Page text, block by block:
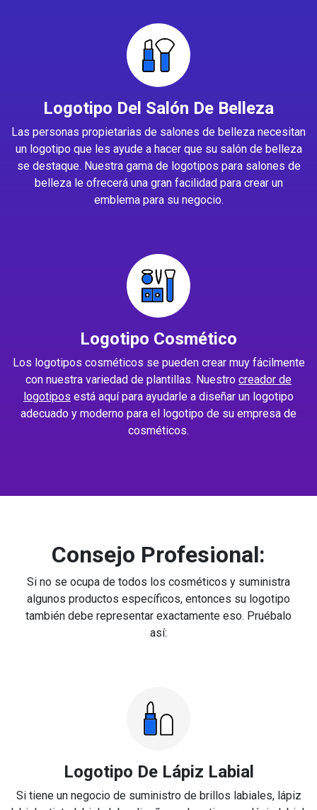
Logotipo Del Salón De Belleza
Las personas propietarias de salones de belleza necesitan
un logotipo que les ayude a hacer que su salón de belleza
se destaque. Nuestra gama de logotipos para salones de
belleza le ofrecerá una gran facilidad para crear un
emblema para su negocio.
Logotipo Cosmético
Los logotipos cosméticos se pueden crear muy fácilmente
con nuestra variedad de plantillas. Nuestro creador de
logotipos está aquí para ayudarle a diseñar un logotipo
adecuado y moderno para el logotipo de su empresa de
cosméticos.
Consejo Profesional:
Si no se ocupa de todos los cosméticos y suministra
algunos productos específicos, entonces su logotipo
también debe representar exactamente eso. Pruébalo
así:
Logotipo De Lápiz Labial
Si tiene un negocio de suministro de brillos labiales, lápiz